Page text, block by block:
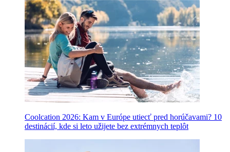
Coolcation 2026: Kam v Európe utiecť pred horúčavami? 10
destinácií, kde si leto užijete bez extrémnych teplôt